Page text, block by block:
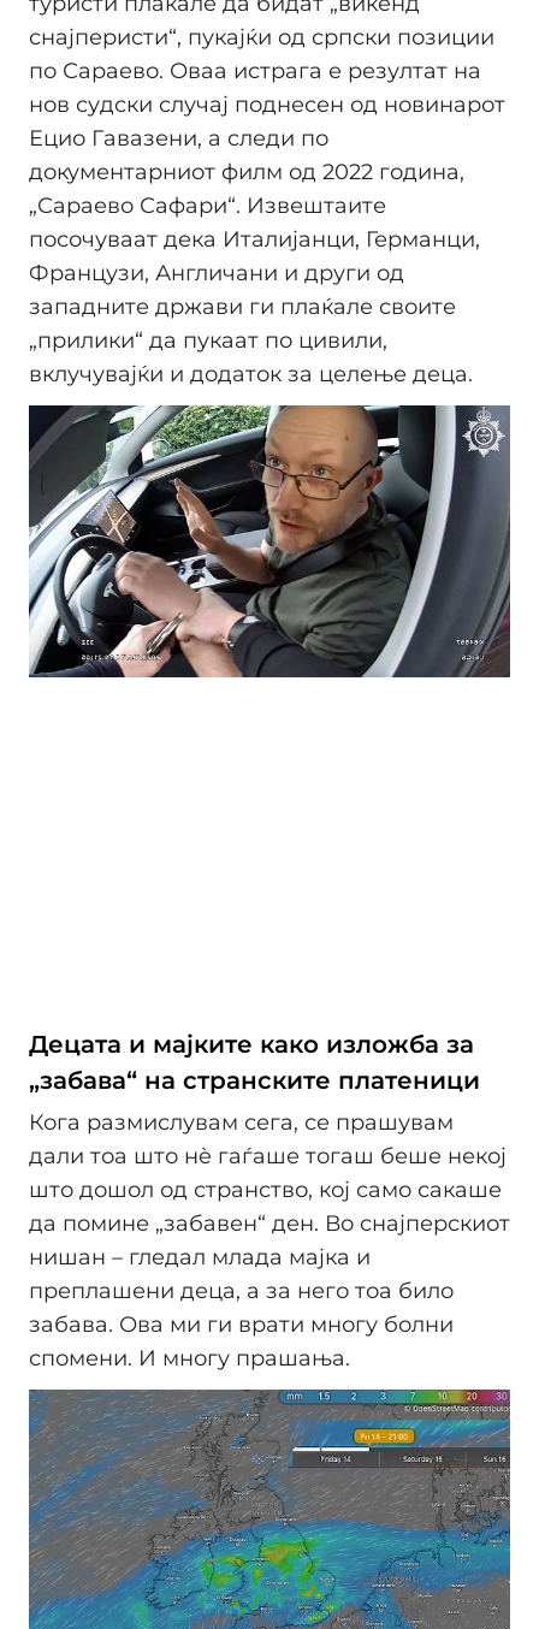
снајперисти“, пукајќи од српски позиции
по Сараево. Оваа истрага е резултат на
нов судски случај поднесен од новинарот
Ецио Гавазени, а следи по
документарниот филм од 2022 година,
„Сараево Сафари“. Извештаите
посочуваат дека Италијанци, Германци,
Французи, Англичани и други од
западните држави ги плаќале своите
„прилики“ да пукаат по цивили,
вклучувајќи и додаток за целење деца.
Децата и мајките како изложба за
„забава“ на странските платеници
Кога размислувам сега, се прашувам
дали тоа што нè гаѓаше тогаш беше некој
што дошол од странство, кој само сакаше
да помине „забавен“ ден. Во снајперскиот
нишан – гледал млада мајка и
преплашени деца, а за него тоа било
забава. Ова ми ги врати многу болни
спомени. И многу прашања.